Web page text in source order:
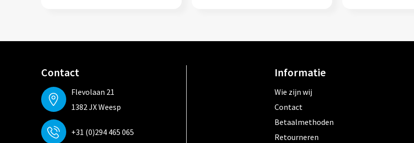
Contact
Flevolaan 21
1382 JX Weesp
+31 (0)294 465 065
Informatie
Wie zijn wij
Contact
Betaalmethoden
Retourneren